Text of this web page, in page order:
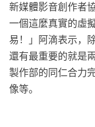
新媒體影音創作者
一個這麼真實的虛
易！」阿滴表示，
還有最重要的就是
製作部的同仁合力
像等。